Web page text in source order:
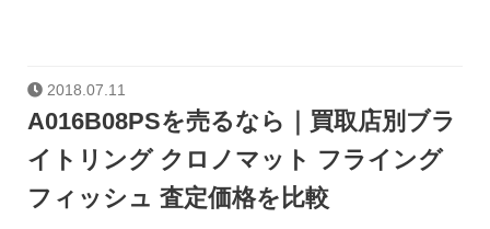
2018.07.11
A016B08PSを売るなら｜買取店別ブラ
イトリング クロノマット フライング
フィッシュ 査定価格を比較